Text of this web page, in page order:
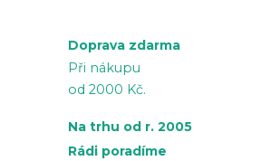
Doprava zdarma
Při nákupu
od 2000 Kč.
Na trhu od r. 2005
Rádi poradíme